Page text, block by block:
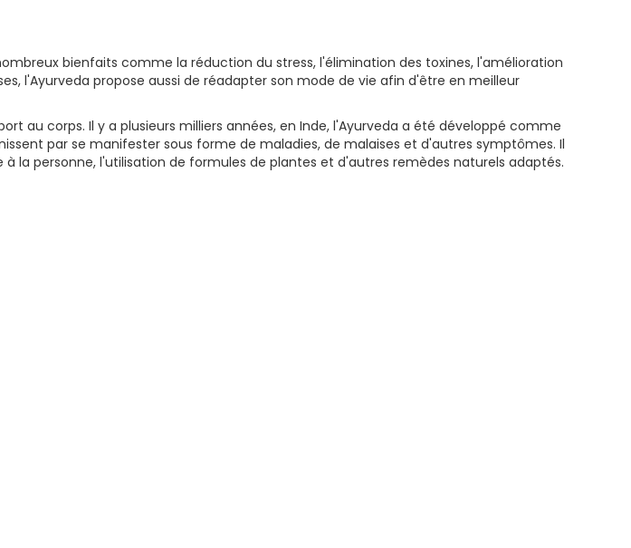
bienfaits comme la réduction du stress, l'élimination des toxines, l'amélioration
l'Ayurveda propose aussi de réadapter son mode de vie afin d'être en meilleur
au corps. Il y a plusieurs milliers années, en Inde, l'Ayurveda a été développé comme
par se manifester sous forme de maladies, de malaises et d'autres symptômes. Il
la personne, l'utilisation de formules de plantes et d'autres remèdes naturels adaptés.